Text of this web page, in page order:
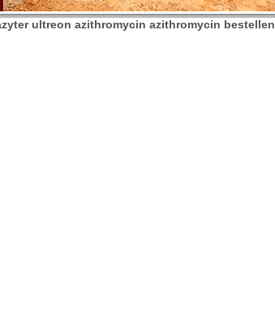
ultreon azithromycin azithromycin bestellen